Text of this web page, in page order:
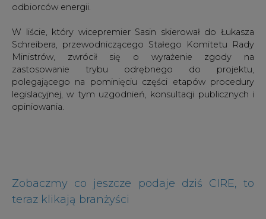
odbiorców energii.
W liście, który wicepremier Sasin skierował do Łukasza
Schreibera, przewodniczącego Stałego Komitetu Rady
Ministrów, zwrócił się o wyrażenie zgody na
zastosowanie trybu odrębnego do projektu,
polegającego na pominięciu części etapów procedury
legislacyjnej, w tym uzgodnień, konsultacji publicznych i
opiniowania.
Zobaczmy co jeszcze podaje dziś CIRE, to
teraz klikają branżyści